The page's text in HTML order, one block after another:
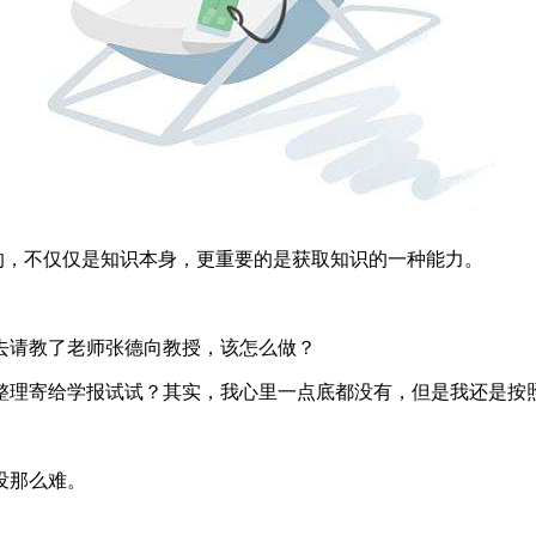
不仅仅是知识本身，更重要的是获取知识的一种能力。
教了老师张德向教授，该怎么做？
寄给学报试试？其实，我心里一点底都没有，但是我还是
么难。